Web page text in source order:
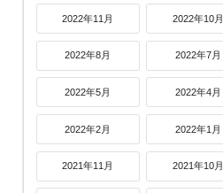
2022年11月 2022年10月
2022年8月 2022年7月
2022年5月 2022年4月
2022年2月 2022年1月
2021年11月 2021年10月